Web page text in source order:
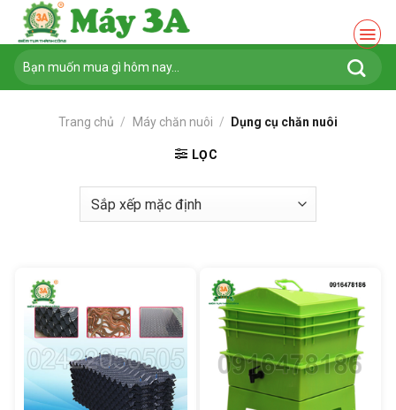
Chuyển
nội
dung
Tìm
kiếm:
Trang chủ / Máy chăn nuôi / Dụng cụ chăn nuôi
LỌC